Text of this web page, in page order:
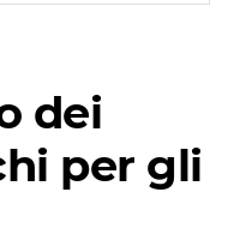
dei
per gli